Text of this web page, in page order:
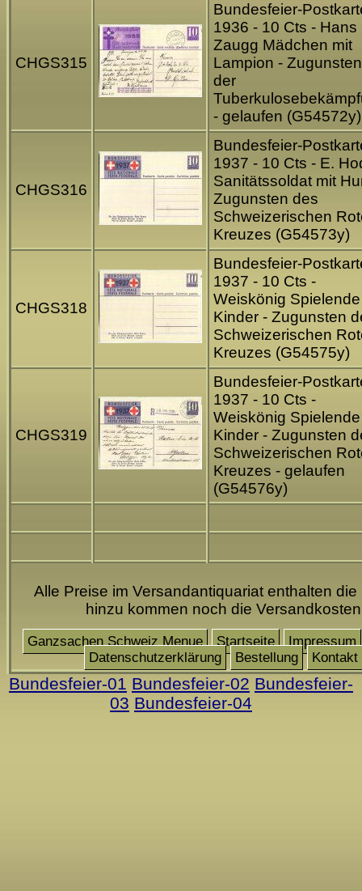
CHGS315
Bundesfeier-
1936 - 10 Cts - Hans
Zaugg Mädchen mit
Lampion - Zugunsten
der
- gelaufen (G54572y)
CHGS316
Bundesfeier-
1937 - 10 Cts - E.
Sanitätssoldat mit
Zugunsten des
Schweizerischen
Kreuzes (G54573y)
CHGS318
Bundesfeier-
1937 - 10 Cts -
Weiskönig Spielende
Kinder - Zugunsten
Schweizerischen
Kreuzes (G54575y)
CHGS319
Bundesfeier-
1937 - 10 Cts -
Weiskönig Spielende
Kinder - Zugunsten
Schweizerischen
Kreuzes - gelaufen
(G54576y)
Alle Preise im Versandantiquariat enthalten die
hinzu kommen noch die Versandkosten
Ganzsachen Schweiz Menue Startseite
Impressum
Datenschutzerklärung
Bestellung Kontakt
Bundesfeier-01 Bundesfeier-02 Bundesfeier-
03 Bundesfeier-04